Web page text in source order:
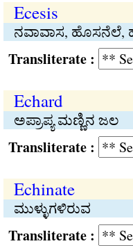
Ecesis
ನವಾವಾಸ, ಹೊಸನೆಲೆ,
:
Echard
ಅಪ್ರಾಪ್ಯ ಮಣ್ಣಿನ ಜಲ
:
Echinate
ಮುಳ್ಳುಗಳಿರುವ
: